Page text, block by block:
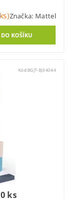
Značka: Mattel
Kód:BGJT-BJ34044
ks